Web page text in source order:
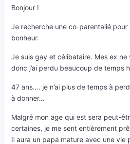
Bonjour !
Je recherche une co-parentalié pour
bonheur.
Je suis gay et célibataire. Mes ex ne
donc j’ai perdu beaucoup de temps
47 ans…. je n’ai plus de temps à
à donner…
Malgré mon age qui est sera peut-
certaines, je me sent entièrement
Il aura un papa mature avec une vie